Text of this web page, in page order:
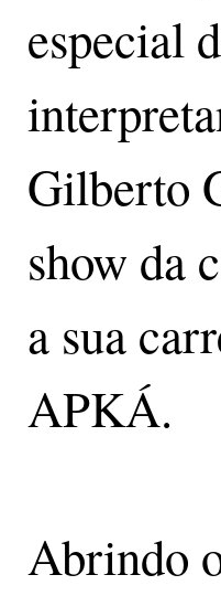
especial
Gilberto
show da
a sua
APKÁ.
Abrindo